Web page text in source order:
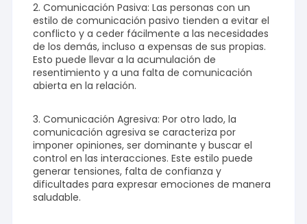
2. Comunicación Pasiva: Las personas con un
estilo de comunicación pasivo tienden a evitar el
conflicto y a ceder fácilmente a las necesidades
de los demás, incluso a expensas de sus propias.
Esto puede llevar a la acumulación de
resentimiento y a una falta de comunicación
abierta en la relación.
3. Comunicación Agresiva: Por otro lado, la
comunicación agresiva se caracteriza por
imponer opiniones, ser dominante y buscar el
control en las interacciones. Este estilo puede
generar tensiones, falta de confianza y
dificultades para expresar emociones de manera
saludable.